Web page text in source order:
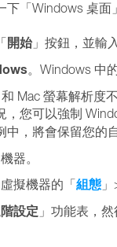
下「Windows 桌
開始」按鈕，並輸
。Windows 中
Mac 螢幕解析度
，您可以強制
中，將會保留您的
器。
擬機器的「組態
設定 」功能表，